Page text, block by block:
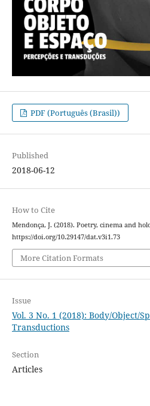
PDF (Português (Brasil))
Published
2018-06-12
How to Cite
Mendonça, J. (2018). Poetry, cinema and
https://doi.org/10.29147/dat.v3i1.73
More Citation Formats
Issue
Vol. 3 No. 1 (2018): Body/Object/
Transductions
Section
Articles